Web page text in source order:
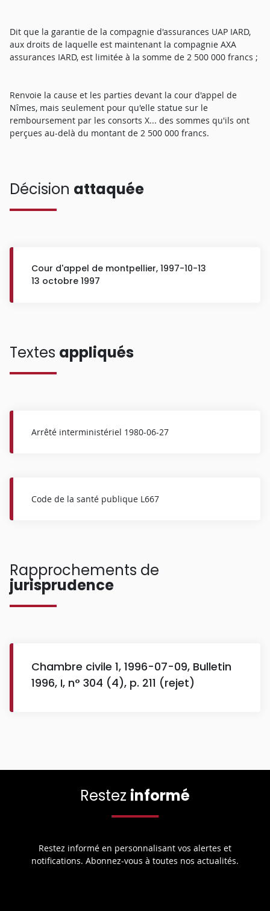
Dit que la garantie de la compagnie d'assurances UAP IARD,
aux droits de laquelle est maintenant la compagnie AXA
assurances IARD, est limitée à la somme de 2 500 000 francs ;
Renvoie la cause et les parties devant la cour d'appel de
Nîmes, mais seulement pour qu'elle statue sur le
remboursement par les consorts X... des sommes qu'ils ont
perçues au-delà du montant de 2 500 000 francs.
Décision attaquée
Cour d'appel de montpellier, 1997-10-13
13 octobre 1997
Textes appliqués
Arrêté interministériel 1980-06-27
Code de la santé publique L667
Rapprochements de
jurisprudence
Chambre civile 1, 1996-07-09, Bulletin
1996, I, n° 304 (4), p. 211 (rejet)
Restez informé
Restez informé en personnalisant vos alertes et
notifications. Abonnez-vous à toutes nos actualités.